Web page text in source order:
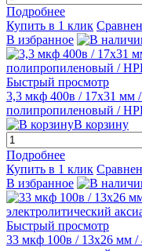
Подробнее
Купить в 1 клик
В избранное
Быстрый просмотр
3,3 мкф 400в / 17х31 мм /
полипропиленовый /
В корзину
Подробнее
Купить в 1 клик
В избранное
Быстрый просмотр
33 мкф 100в / 13х26 мм /